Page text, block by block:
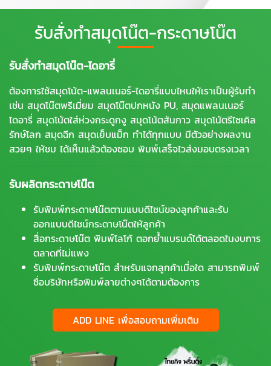
รับสั่งทำสมุดโน๊ต-กระดาษโน๊ต
รับสั่งทำสมุดโน๊ต-ไดอารี่
ต้องการใช้สมุดโน้ต-แพลนเนอร์-ไดอารี่แบบไหนให้เราเป็นผู้รับทำ
เช่น สมุดโน๊ตพรีเมี่ยม สมุดโน๊ตปกหนัง PU, สมุดแพลนเนอร์
ไดอารี่ สมุดโน้ตใส่ห่วงกระดูกงู สมุดโน้ตสันกาว สมุดโน้ตรีไซเคิล
รักษ์โลก สมุดฉีก สมุดเย็บแม็ก ทำได้ทุกแบบ มีตัวอย่างผลงาน
สวยๆ ให้ชม ได้เห็นแล้วต้องชอบ พิมพ์เสร็จไวส่งมอบตรงเวลา
รับผลิตกระดาษโน๊ต
รับพิมพ์กระดาษโน๊ตตามแบบดีไซน์ของลูกค้าและรับ
ออกแบบดีไซน์กระดาษโน๊ตให้ลูกค้า
สื่อกระดาษโน๊ต พิมพ์โลโก้ ตอกย้ำแบรนด์ได้ตลอดในงบการ
ตลาดที่ไม่แพง
รับพิมพ์กระดาษโน๊ต สำหรับแจกลูกค้าเมื่อใด สามารถพิมพ์
ชื่อบริษัทหรือพิมพ์ลายต่างๆได้ตามต้องการ
ADD LINE เพื่อสอบถามเพิ่มเติม